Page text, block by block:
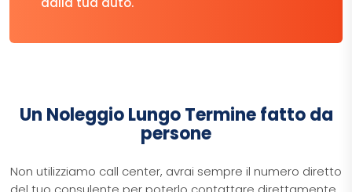
Un Noleggio Lungo Termine fatto da
persone
​​​​​Non utilizziamo call center, avrai sempre il numero diretto